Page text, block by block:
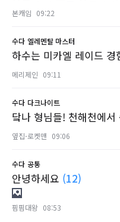
본캐임 09:22
수다 엘레멘탈 마스터
하수는 미카엘 레이드 경
메리제인 09:11
수다 다크나이트
닼나 형님들! 천해천에
옆집-로켓맨 09:06
수다 공통
안녕하세요 (12)
핌핌대왕 08:53